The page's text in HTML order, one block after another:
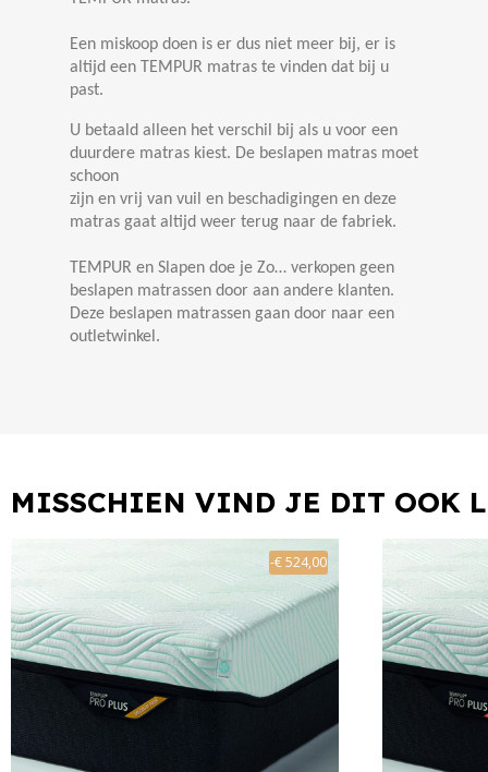
Een miskoop doen is er dus niet meer bij, er is
altijd een TEMPUR matras te vinden dat bij u
past.
U betaald alleen het verschil bij als u voor een
duurdere matras kiest. De beslapen matras moet
schoon
zijn en vrij van vuil en beschadigingen en deze
matras gaat altijd weer terug naar de fabriek.
TEMPUR en Slapen doe je Zo… verkopen geen
beslapen matrassen door aan andere klanten.
Deze beslapen matrassen gaan door naar een
outletwinkel.
MISSCHIEN VIND JE DIT OOK
-€ 524,00